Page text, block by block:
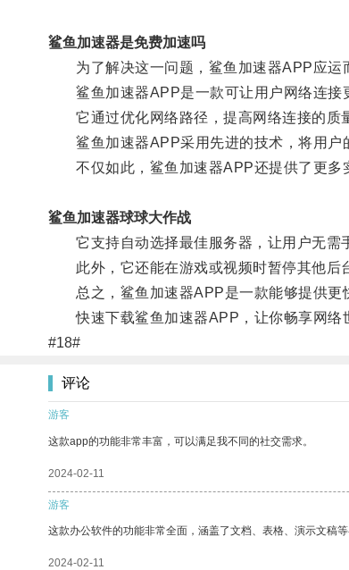
鲨鱼加速器是免费加速吗
为了解决这一问题，鲨鱼加速器APP应运
鲨鱼加速器APP是一款可让用户网络连接
它通过优化网络路径，提高网络连接的质
鲨鱼加速器APP采用先进的技术，将用户
不仅如此，鲨鱼加速器APP还提供了更多
鲨鱼加速器球球大作战
它支持自动选择最佳服务器，让用户无需
此外，它还能在游戏或视频时暂停其他后
总之，鲨鱼加速器APP是一款能够提供更
快速下载鲨鱼加速器APP，让你畅享网络
#18#
评论
游客
这款app的功能非常丰富，可以满足我不同的社交需求。
2024-02-11
游客
这款办公软件的功能非常全面，涵盖了文档、表格、演示文稿
2024-02-11